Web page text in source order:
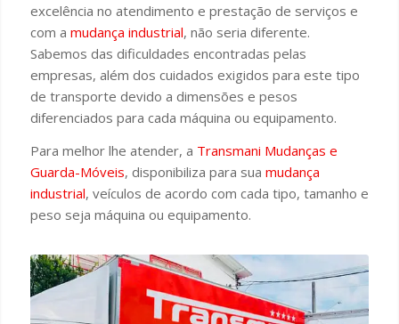
excelência no atendimento e prestação de serviços e
com a mudança industrial, não seria diferente.
Sabemos das dificuldades encontradas pelas
empresas, além dos cuidados exigidos para este tipo
de transporte devido a dimensões e pesos
diferenciados para cada máquina ou equipamento.
Para melhor lhe atender, a Transmani Mudanças e
Guarda-Móveis, disponibiliza para sua mudança
industrial, veículos de acordo com cada tipo, tamanho e
peso seja máquina ou equipamento.